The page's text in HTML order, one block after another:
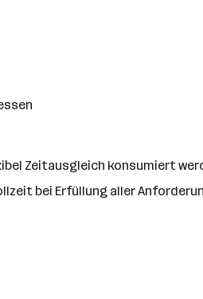
Zeitausgleich konsumiert
bei Erfüllung aller